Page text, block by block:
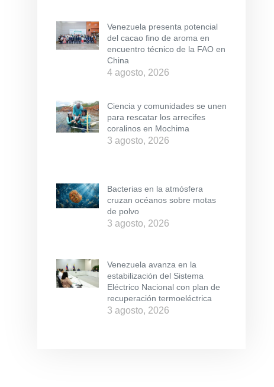
Venezuela presenta potencial
del cacao fino de aroma en
encuentro técnico de la FAO en
China
4 agosto, 2026
Ciencia y comunidades se unen
para rescatar los arrecifes
coralinos en Mochima
3 agosto, 2026
Bacterias en la atmósfera
cruzan océanos sobre motas
de polvo
3 agosto, 2026
Venezuela avanza en la
estabilización del Sistema
Eléctrico Nacional con plan de
recuperación termoeléctrica
3 agosto, 2026